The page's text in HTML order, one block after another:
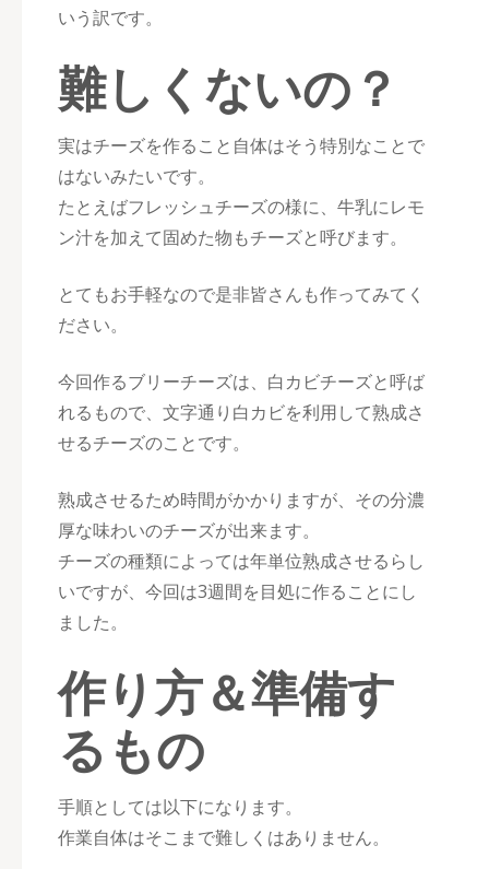
いう訳です。
難しくないの？
実はチーズを作ること自体はそう特別なことで
はないみたいです。
たとえばフレッシュチーズの様に、牛乳にレモ
ン汁を加えて固めた物もチーズと呼びます。
とてもお手軽なので是非皆さんも作ってみてく
ださい。
今回作るブリーチーズは、白カビチーズと呼ば
れるもので、文字通り白カビを利用して熟成さ
せるチーズのことです。
熟成させるため時間がかかりますが、その分濃
厚な味わいのチーズが出来ます。
チーズの種類によっては年単位熟成させるらし
いですが、今回は3週間を目処に作ることにし
ました。
作り方＆準備す
るもの
手順としては以下になります。
作業自体はそこまで難しくはありません。